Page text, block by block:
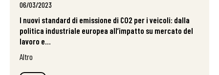
06/03/2023
I nuovi standard di emissione di CO2 per i veicoli: dalla
politica industriale europea all’impatto su mercato del
lavoro e...
Altro